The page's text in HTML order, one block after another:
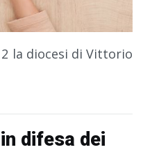
la diocesi di Vittorio
difesa dei